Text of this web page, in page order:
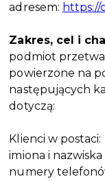
adresem: https://
Zakres, cel i
podmiot
powierzone na
następujących
dotyczą:
Klienci w postaci:
imiona i nazwiska
numery